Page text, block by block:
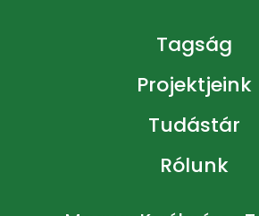
Tagság
Projektjeink
Tudástár
Rólunk